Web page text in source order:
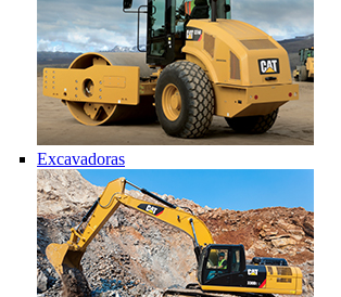
Excavadoras